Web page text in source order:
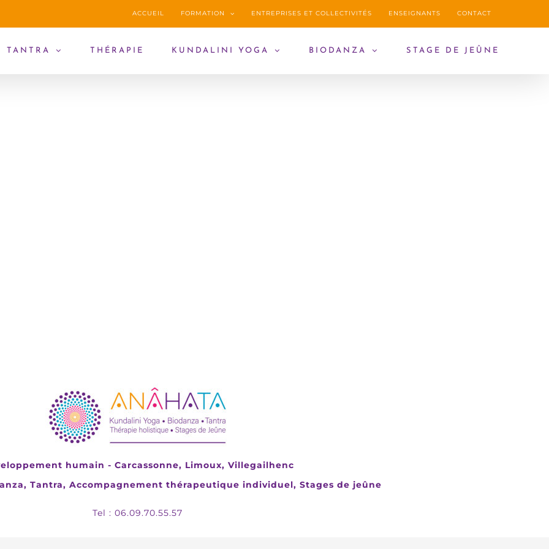
ACCUEIL FORMATION ENTREPRISES ET COLLECTIVITÉS ENSEIGNANTS CONTACT
TANTRA THÉRAPIE KUNDALINI YOGA BIODANZA STAGE DE JEÛNE
humain - Carcassonne, Limoux, Villegailhenc
Tantra, Accompagnement thérapeutique individuel, Stages de jeûne
Tel : 06.09.70.55.57